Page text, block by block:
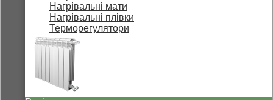
Нагрівальні мати
Нагрівальні плівки
Терморегулятори